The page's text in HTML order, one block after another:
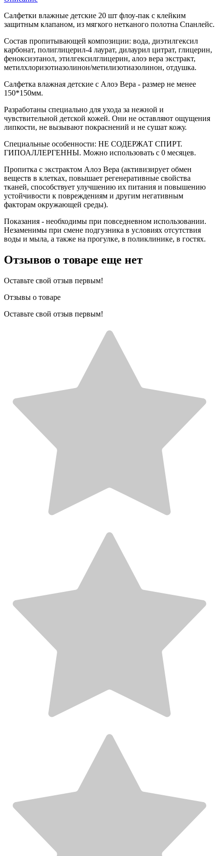
Салфетки влажные детские 20 шт флоу-пак с клейким
защитным клапаном, из мягкого нетканого полотна Спанлейс.
Состав пропитывающей композиции: вода, диэтилгексил
карбонат, полиглицерил-4 лаурат, дилаурил цитрат, глицерин,
феноксиэтанол, этилгексилглицерин, алоэ вера экстракт,
метилхлоризотиазолинон/метилизотиазолинон, отдушка.
Салфетка влажная детские с Алоэ Вера - размер не менее
150*150мм.
Разработаны специально для ухода за нежной и
чувствительной детской кожей. Они не оставляют ощущения
липкости, не вызывают покраснений и не сушат кожу.
Специальные особенности: НЕ СОДЕРЖАТ СПИРТ.
ГИПОАЛЛЕРГЕННЫ. Можно использовать с 0 месяцев.
Пропитка с экстрактом Алоэ Вера (активизирует обмен
веществ в клетках, повышает регенеративные свойства
тканей, способствует улучшению их питания и повышению
устойчивости к повреждениям и другим негативным
факторам окружающей среды).
Показания - необходимы при повседневном использовании.
Незаменимы при смене подгузника в условиях отсутствия
воды и мыла, а также на прогулке, в поликлинике, в гостях.
Отзывов о товаре еще нет
Оставьте свой отзыв первым!
Отзывы о товаре
Оставьте свой отзыв первым!